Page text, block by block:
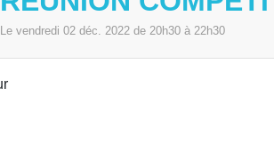
Le vendredi 02 déc. 2022 de 20h30 à 22h30